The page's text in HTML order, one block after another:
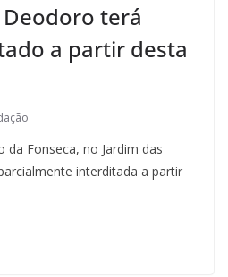
terá
a partir desta
da Fonseca, no Jardim das
interditada a partir